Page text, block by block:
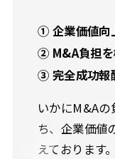
① 企業価値向
② M&A負担を
③ 完全成功報
いかにM&A
ち、企業価値
えております